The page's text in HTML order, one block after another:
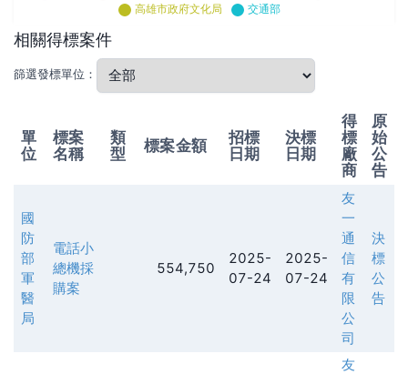
高雄市政府文化局
交通部
相關得標案件
篩選發標單位：
單
位
標案
名稱
類
型
標案金額
招標
日期
決標
日期
得
標
廠
商
原
始
公
告
國
防
部
軍
醫
局
電話小
總機採
購案
554,750
2025-
07-24
2025-
07-24
友
一
通
信
有
限
公
司
決
標
公
告
友